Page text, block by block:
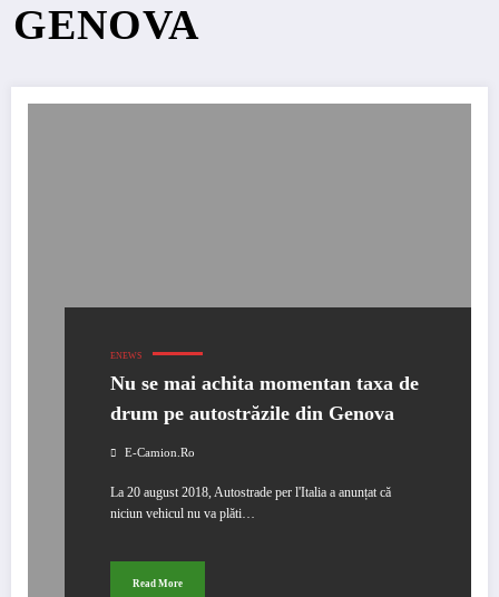
GENOVA
ENEWS
Nu se mai achita momentan taxa de
drum pe autostrăzile din Genova
E-Camion.ro
La 20 august 2018, Autostrade per l'Italia a anunțat că
niciun vehicul nu va plăti…
Read More